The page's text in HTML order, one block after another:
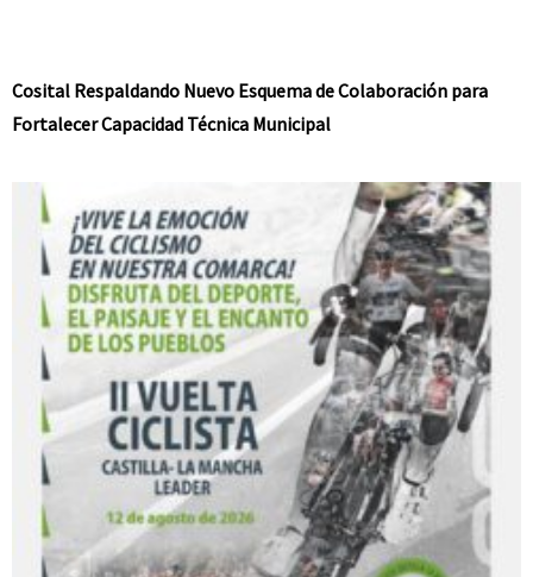
Cosital Respaldando Nuevo Esquema de Colaboración para
Fortalecer Capacidad Técnica Municipal